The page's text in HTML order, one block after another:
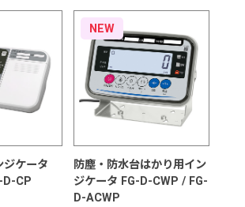
ジケータ
D-CP
NEW
防塵・防水台はかり用イン
ジケータ FG-D-CWP / FG-
D-ACWP